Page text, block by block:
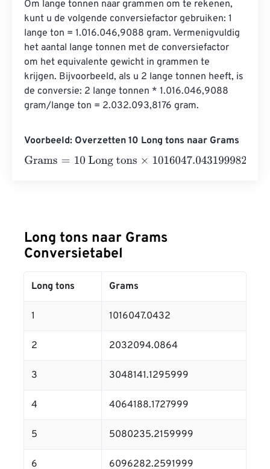
Om lange tonnen naar grammen om te rekenen,
kunt u de volgende conversiefactor gebruiken: 1
lange ton = 1.016.046,9088 gram. Vermenigvuldig
het aantal lange tonnen met de conversiefactor
om het equivalente gewicht in grammen te
krijgen. Bijvoorbeeld, als u 2 lange tonnen heeft, is
de conversie: 2 lange tonnen * 1.016.046,9088
gram/lange ton = 2.032.093,8176 gram.
Voorbeeld: Overzetten 10 Long tons naar Grams
Grams= 10 Long tons ×1016047.043199982=
Long tons naar Grams
Conversietabel
Long tons Grams
1 1016047.0432
2 2032094.0864
3 3048141.1295999
4 4064188.1727999
5 5080235.2159999
6 6096282.2591999